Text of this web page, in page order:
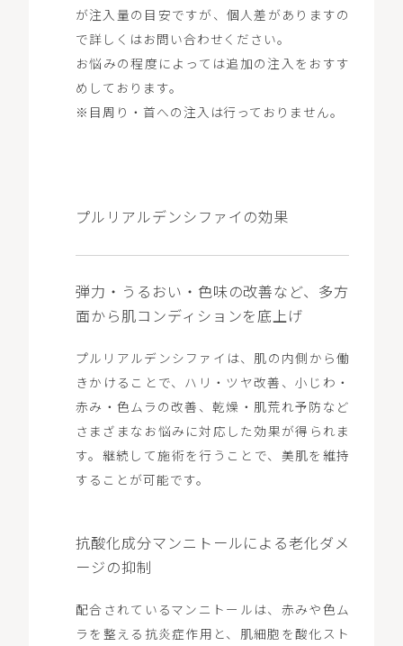
が注入量の目安ですが、個人差がありますの
で詳しくはお問い合わせください。
お悩みの程度によっては追加の注入をおすす
めしております。
※目周り・首への注入は行っておりません。
プルリアルデンシファイの効果
弾力・うるおい・色味の改善など、多方
面から肌コンディションを底上げ
プルリアルデンシファイは、肌の内側から働
きかけることで、ハリ・ツヤ改善、小じわ・
赤み・色ムラの改善、乾燥・肌荒れ予防など
さまざまなお悩みに対応した効果が得られま
す。継続して施術を行うことで、美肌を維持
することが可能です。
抗酸化成分マンニトールによる老化ダメ
ージの抑制
配合されているマンニトールは、赤みや色ム
ラを整える抗炎症作用と、肌細胞を酸化スト